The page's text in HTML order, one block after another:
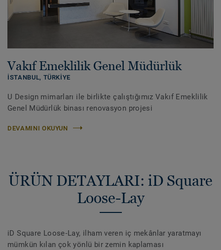
Vakıf Emeklilik Genel Müdürlük
İSTANBUL, TÜRKIYE
U Design mimarları ile birlikte çalıştığımız Vakıf Emeklilik
Genel Müdürlük binası renovasyon projesi
DEVAMINI OKUYUN
ÜRÜN DETAYLARI: iD Square
Loose-Lay
iD Square Loose‑Lay, ilham veren iç mekânlar yaratmayı
mümkün kılan çok yönlü bir zemin kaplaması